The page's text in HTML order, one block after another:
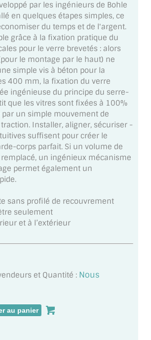
(SÉCURIT)
CRÉDENCE
TREMPÉ
EN VERRE
EN VERRE
ATELIER
par les ingénieurs de Bohle
en quelques étapes simples, ce
du temps et de l'argent.
grâce à la fixation pratique du
pour le verre brevetés : alors
le montage par le haut) ne
simple vis à béton pour la
400 mm, la fixation du verre
ingénieuse du principe du serre-
que les vitres sont fixées à 100%
un simple mouvement de
Installer, aligner, sécuriser -
suffisent pour créer le
corps parfait. Si un volume de
un ingénieux mécanisme
permet également un
sans profilé de recouvrement
seulement
et à l’extérieur
et Quantité : Nous